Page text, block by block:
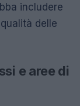
includere
delle
e aree di